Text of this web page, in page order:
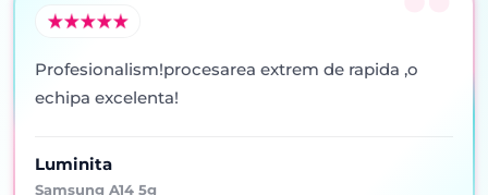
Profesionalism!procesarea extrem de rapida ,o
echipa excelenta!
Luminita
Samsung A14 5g